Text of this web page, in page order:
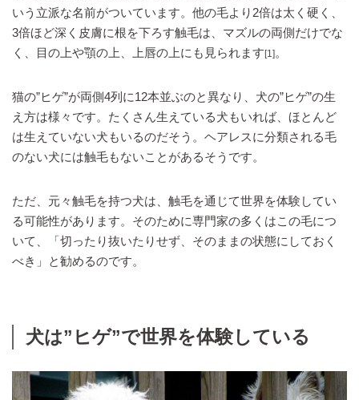
いう立派な名前がついています。他の毛より2倍は太く硬く、
3倍ほど深く皮膚に根を下ろす触毛は、マズルの両側だけでな
く、目の上や顎の上、上唇の上にも見られます[1]。
猫の”ヒゲ”が両側4列に12本並ぶのと異なり、犬の”ヒゲ”の生
え方は様々です。たくさん生えている犬もいれば、ほとんど
は生えていない犬もいるのだそう。ヘアレスに分類される毛
のない犬には触毛もないことがあるそうです。
ただ、元々触毛を持つ犬は、触毛を通じて世界を体験してい
る可能性があります。そのために専門家の多くはこの毛につ
いて、「切ったり抜いたりせず、そのままの状態にしておく
べき」と勧めるのです。
犬は”ヒゲ”で世界を体験している